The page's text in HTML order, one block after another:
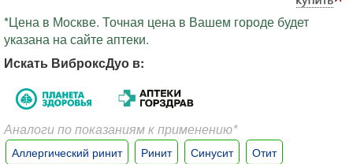
*Цена в Москве. Точная цена в Вашем городе будет
указана на сайте аптеки.
Искать ВиброксДуо в:
Аналоги по показаниям к применению*
Аллергический ринит Ринит Синусит Отит